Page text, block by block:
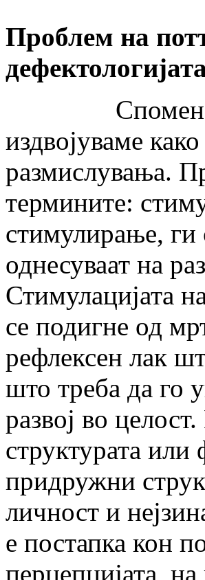
Проблем на
издвојуваме
размислувања.
термините:
стимулирање, ги
однесуваат на
Стимулацијата
се подигне од
рефлексен лак
што треба да го
развој во
структурата или
придружни
личност и
е постапка кон
перцепцијата,